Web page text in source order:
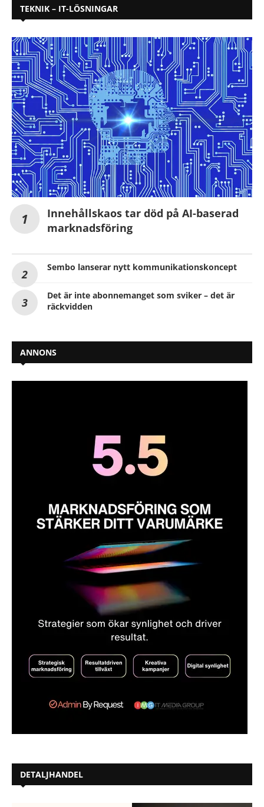
TEKNIK – IT-LÖSNINGAR
Innehållskaos tar död på AI-baserad
marknadsföring
Sembo lanserar nytt kommunikationskoncept
Det är inte abonnemanget som sviker – det är
räckvidden
ANNONS
DETALJHANDEL